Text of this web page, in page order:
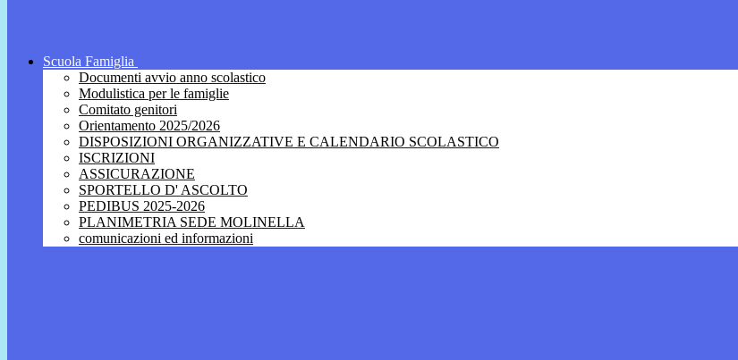
Scuola Famiglia
Documenti avvio anno scolastico
Modulistica per le famiglie
Comitato genitori
Orientamento 2025/2026
DISPOSIZIONI ORGANIZZATIVE E CALENDARIO SCOLASTICO
ISCRIZIONI
ASSICURAZIONE
SPORTELLO D' ASCOLTO
PEDIBUS 2025-2026
PLANIMETRIA SEDE MOLINELLA
comunicazioni ed informazioni